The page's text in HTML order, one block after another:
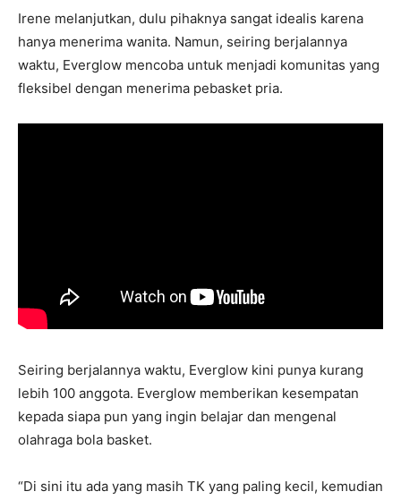
Irene melanjutkan, dulu pihaknya sangat idealis karena
hanya menerima wanita. Namun, seiring berjalannya
waktu, Everglow mencoba untuk menjadi komunitas yang
fleksibel dengan menerima pebasket pria.
Seiring berjalannya waktu, Everglow kini punya kurang
lebih 100 anggota. Everglow memberikan kesempatan
kepada siapa pun yang ingin belajar dan mengenal
olahraga bola basket.
“Di sini itu ada yang masih TK yang paling kecil, kemudian